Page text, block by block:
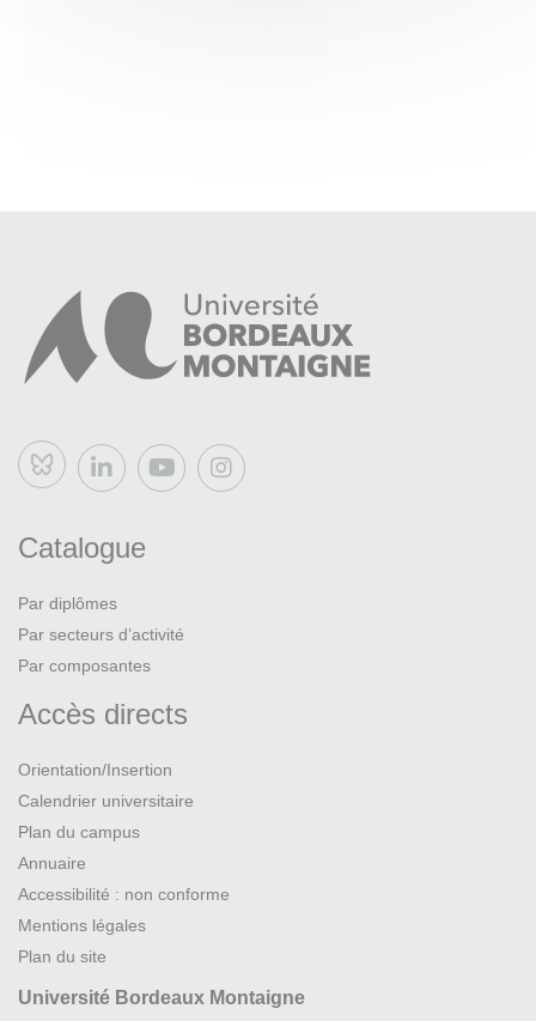
Bluesky
Catalogue
Par diplômes
Par secteurs d’activité
Par composantes
Accès directs
Orientation/Insertion
Calendrier universitaire
Plan du campus
Annuaire
Accessibilité : non conforme
Mentions légales
Plan du site
Université Bordeaux Montaigne